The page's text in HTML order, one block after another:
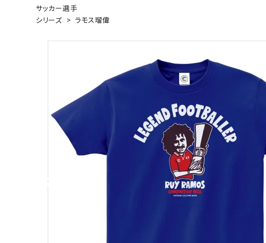
キャンベル料理長
サッカー選手
シリーズ > ラモス瑠偉